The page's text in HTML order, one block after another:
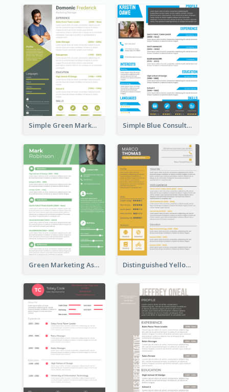
Simple Green Marketer Resume Simple Blue Consultant Resume
Green Marketing Assistant Resume Distinguished Yellow Resume